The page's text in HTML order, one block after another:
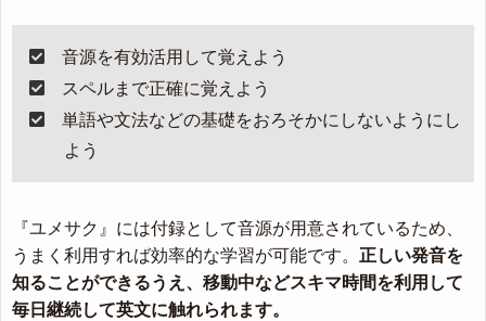
音源を有効活用して覚えよう
スペルまで正確に覚えよう
単語や文法などの基礎をおろそかにしないようにし
よう
『ユメサク』には付録として音源が用意されているため、
うまく利用すれば効率的な学習が可能です。 正しい発音を
知ることができるうえ、移動中などスキマ時間を利用して
毎日継続して英文に触れられます。